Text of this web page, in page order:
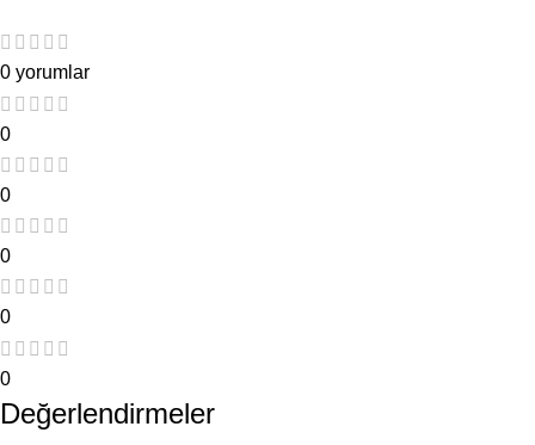
0 yorumlar
0
0
0
0
0
Değerlendirmeler